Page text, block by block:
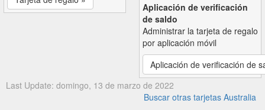
Aplicación de verificación
de saldo
Administrar la tarjeta de regalo
por aplicación móvil
Aplicación de verificación de
Last Update: domingo, 13 de marzo de 2022
Buscar otras tarjetas Australia